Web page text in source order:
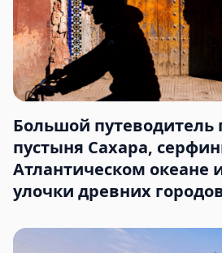
Большой путеводитель
пустыня Сахара,
Атлантическом океане
улочки древних